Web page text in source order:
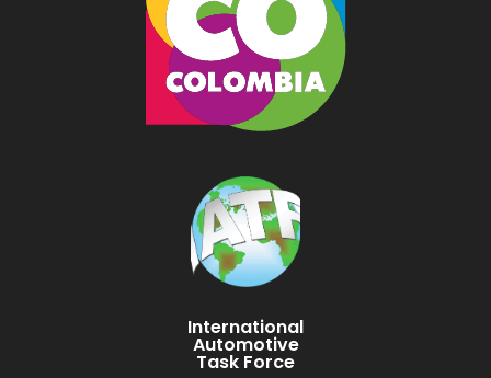
International
Automotive
Task Force